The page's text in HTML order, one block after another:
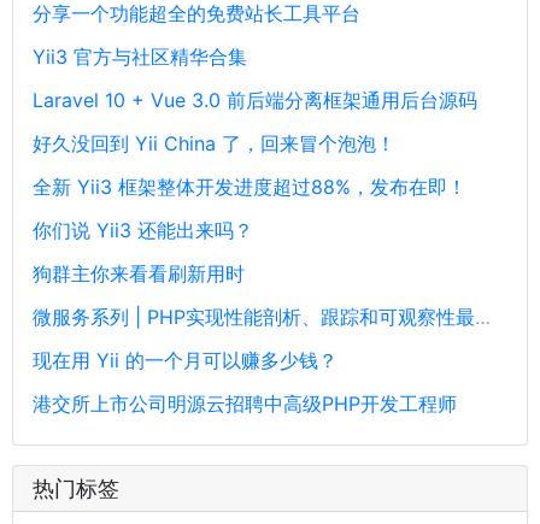
分享一个功能超全的免费站长工具平台
Yii3 官方与社区精华合集
Laravel 10 + Vue 3.0 前后端分离框架通用后台源码
好久没回到 Yii China 了，回来冒个泡泡！
全新 Yii3 框架整体开发进度超过88%，发布在即！
你们说 Yii3 还能出来吗？
狗群主你来看看刷新用时
微服务系列 | PHP实现性能剖析、跟踪和可观察性最佳实践
现在用 Yii 的一个月可以赚多少钱？
港交所上市公司明源云招聘中高级PHP开发工程师
热门标签